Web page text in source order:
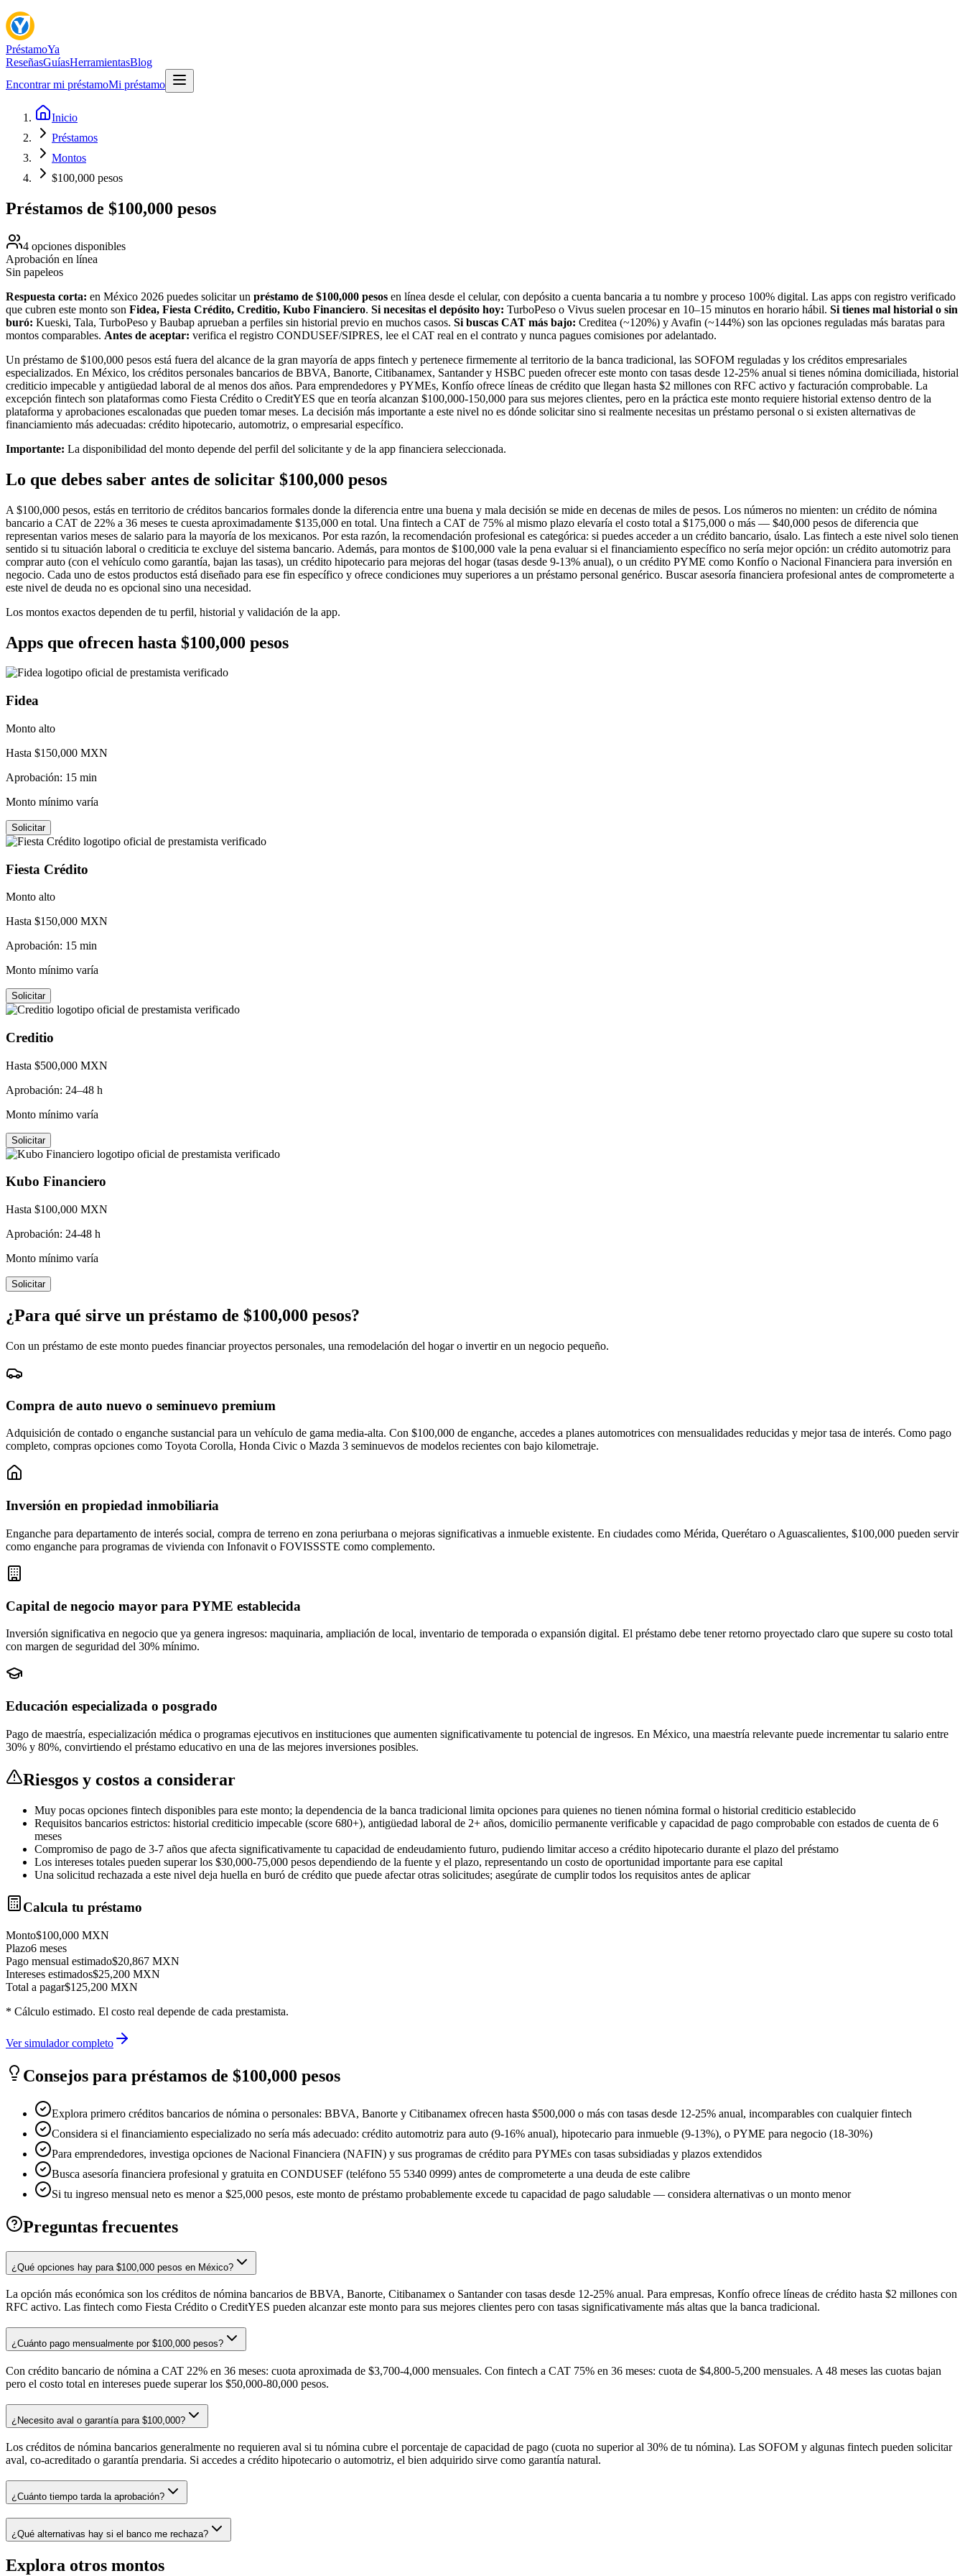
PréstamoYa
ReseñasGuíasHerramientasBlog
Encontrar mi préstamoMi préstamo
Inicio
Préstamos
Montos
$100,000 pesos
Préstamos de $100,000 pesos
4 opciones disponibles
Aprobación en línea
Sin papeleos
Respuesta corta: en México 2026 puedes solicitar un préstamo de $100,000 pesos en línea desde el celular, con depósito a cuenta bancaria a tu nombre y proceso 100% digital. Las apps con registro verificado
que cubren este monto son Fidea, Fiesta Crédito, Creditio, Kubo Financiero. Si necesitas el depósito hoy: TurboPeso o Vivus suelen procesar en 10–15 minutos en horario hábil. Si tienes mal historial o sin
buró: Kueski, Tala, TurboPeso y Baubap aprueban a perfiles sin historial previo en muchos casos. Si buscas CAT más bajo: Creditea (~120%) y Avafin (~144%) son las opciones reguladas más baratas para
montos comparables. Antes de aceptar: verifica el registro CONDUSEF/SIPRES, lee el CAT real en el contrato y nunca pagues comisiones por adelantado.
Un préstamo de $100,000 pesos está fuera del alcance de la gran mayoría de apps fintech y pertenece firmemente al territorio de la banca tradicional, las SOFOM reguladas y los créditos empresariales
especializados. En México, los créditos personales bancarios de BBVA, Banorte, Citibanamex, Santander y HSBC pueden ofrecer este monto con tasas desde 12-25% anual si tienes nómina domiciliada, historial
crediticio impecable y antigüedad laboral de al menos dos años. Para emprendedores y PYMEs, Konfío ofrece líneas de crédito que llegan hasta $2 millones con RFC activo y facturación comprobable. La
excepción fintech son plataformas como Fiesta Crédito o CreditYES que en teoría alcanzan $100,000-150,000 para sus mejores clientes, pero en la práctica este monto requiere historial extenso dentro de la
plataforma y aprobaciones escalonadas que pueden tomar meses. La decisión más importante a este nivel no es dónde solicitar sino si realmente necesitas un préstamo personal o si existen alternativas de
financiamiento más adecuadas: crédito hipotecario, automotriz, o empresarial específico.
Importante: La disponibilidad del monto depende del perfil del solicitante y de la app financiera seleccionada.
Lo que debes saber antes de solicitar $100,000 pesos
A $100,000 pesos, estás en territorio de créditos bancarios formales donde la diferencia entre una buena y mala decisión se mide en decenas de miles de pesos. Los números no mienten: un crédito de nómina
bancario a CAT de 22% a 36 meses te cuesta aproximadamente $135,000 en total. Una fintech a CAT de 75% al mismo plazo elevaría el costo total a $175,000 o más — $40,000 pesos de diferencia que
representan varios meses de salario para la mayoría de los mexicanos. Por esta razón, la recomendación profesional es categórica: si puedes acceder a un crédito bancario, úsalo. Las fintech a este nivel solo tienen
sentido si tu situación laboral o crediticia te excluye del sistema bancario. Además, para montos de $100,000 vale la pena evaluar si el financiamiento específico no sería mejor opción: un crédito automotriz para
comprar auto (con el vehículo como garantía, bajan las tasas), un crédito hipotecario para mejoras del hogar (tasas desde 9-13% anual), o un crédito PYME como Konfío o Nacional Financiera para inversión en
negocio. Cada uno de estos productos está diseñado para ese fin específico y ofrece condiciones muy superiores a un préstamo personal genérico. Buscar asesoría financiera profesional antes de comprometerte a
este nivel de deuda no es opcional sino una necesidad.
Los montos exactos dependen de tu perfil, historial y validación de la app.
Apps que ofrecen hasta $100,000 pesos
Fidea
Monto alto
Hasta $150,000 MXN
Aprobación: 15 min
Monto mínimo varía
Solicitar
Fiesta Crédito
Monto alto
Hasta $150,000 MXN
Aprobación: 15 min
Monto mínimo varía
Solicitar
Creditio
Hasta $500,000 MXN
Aprobación: 24–48 h
Monto mínimo varía
Solicitar
Kubo Financiero
Hasta $100,000 MXN
Aprobación: 24-48 h
Monto mínimo varía
Solicitar
¿Para qué sirve un préstamo de $100,000 pesos?
Con un préstamo de este monto puedes financiar proyectos personales, una remodelación del hogar o invertir en un negocio pequeño.
Compra de auto nuevo o seminuevo premium
Adquisición de contado o enganche sustancial para un vehículo de gama media-alta. Con $100,000 de enganche, accedes a planes automotrices con mensualidades reducidas y mejor tasa de interés. Como pago
completo, compras opciones como Toyota Corolla, Honda Civic o Mazda 3 seminuevos de modelos recientes con bajo kilometraje.
Inversión en propiedad inmobiliaria
Enganche para departamento de interés social, compra de terreno en zona periurbana o mejoras significativas a inmueble existente. En ciudades como Mérida, Querétaro o Aguascalientes, $100,000 pueden servir
como enganche para programas de vivienda con Infonavit o FOVISSSTE como complemento.
Capital de negocio mayor para PYME establecida
Inversión significativa en negocio que ya genera ingresos: maquinaria, ampliación de local, inventario de temporada o expansión digital. El préstamo debe tener retorno proyectado claro que supere su costo total
con margen de seguridad del 30% mínimo.
Educación especializada o posgrado
Pago de maestría, especialización médica o programas ejecutivos en instituciones que aumenten significativamente tu potencial de ingresos. En México, una maestría relevante puede incrementar tu salario entre
30% y 80%, convirtiendo el préstamo educativo en una de las mejores inversiones posibles.
Riesgos y costos a considerar
Muy pocas opciones fintech disponibles para este monto; la dependencia de la banca tradicional limita opciones para quienes no tienen nómina formal o historial crediticio establecido
Requisitos bancarios estrictos: historial crediticio impecable (score 680+), antigüedad laboral de 2+ años, domicilio permanente verificable y capacidad de pago comprobable con estados de cuenta de 6
meses
Compromiso de pago de 3-7 años que afecta significativamente tu capacidad de endeudamiento futuro, pudiendo limitar acceso a crédito hipotecario durante el plazo del préstamo
Los intereses totales pueden superar los $30,000-75,000 pesos dependiendo de la fuente y el plazo, representando un costo de oportunidad importante para ese capital
Una solicitud rechazada a este nivel deja huella en buró de crédito que puede afectar otras solicitudes; asegúrate de cumplir todos los requisitos antes de aplicar
Calcula tu préstamo
Monto$100,000 MXN
Plazo6 meses
Pago mensual estimado$20,867 MXN
Intereses estimados$25,200 MXN
Total a pagar$125,200 MXN
* Cálculo estimado. El costo real depende de cada prestamista.
Ver simulador completo
Consejos para préstamos de $100,000 pesos
Explora primero créditos bancarios de nómina o personales: BBVA, Banorte y Citibanamex ofrecen hasta $500,000 o más con tasas desde 12-25% anual, incomparables con cualquier fintech
Considera si el financiamiento especializado no sería más adecuado: crédito automotriz para auto (9-16% anual), hipotecario para inmueble (9-13%), o PYME para negocio (18-30%)
Para emprendedores, investiga opciones de Nacional Financiera (NAFIN) y sus programas de crédito para PYMEs con tasas subsidiadas y plazos extendidos
Busca asesoría financiera profesional y gratuita en CONDUSEF (teléfono 55 5340 0999) antes de comprometerte a una deuda de este calibre
Si tu ingreso mensual neto es menor a $25,000 pesos, este monto de préstamo probablemente excede tu capacidad de pago saludable — considera alternativas o un monto menor
Preguntas frecuentes
¿Qué opciones hay para $100,000 pesos en México?
La opción más económica son los créditos de nómina bancarios de BBVA, Banorte, Citibanamex o Santander con tasas desde 12-25% anual. Para empresas, Konfío ofrece líneas de crédito hasta $2 millones con
RFC activo. Las fintech como Fiesta Crédito o CreditYES pueden alcanzar este monto para sus mejores clientes pero con tasas significativamente más altas que la banca tradicional.
¿Cuánto pago mensualmente por $100,000 pesos?
Con crédito bancario de nómina a CAT 22% en 36 meses: cuota aproximada de $3,700-4,000 mensuales. Con fintech a CAT 75% en 36 meses: cuota de $4,800-5,200 mensuales. A 48 meses las cuotas bajan
pero el costo total en intereses puede superar los $50,000-80,000 pesos.
¿Necesito aval o garantía para $100,000?
Los créditos de nómina bancarios generalmente no requieren aval si tu nómina cubre el porcentaje de capacidad de pago (cuota no superior al 30% de tu nómina). Las SOFOM y algunas fintech pueden solicitar
aval, co-acreditado o garantía prendaria. Si accedes a crédito hipotecario o automotriz, el bien adquirido sirve como garantía natural.
¿Cuánto tiempo tarda la aprobación?
¿Qué alternativas hay si el banco me rechaza?
Explora otros montos